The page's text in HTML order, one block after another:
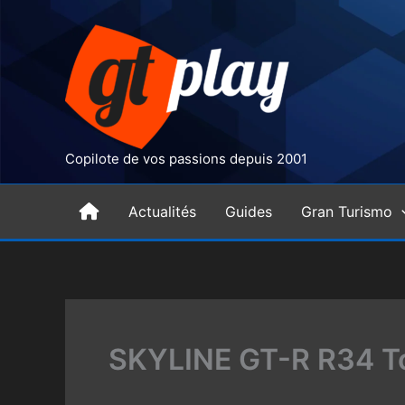
Copilote de vos passions depuis 2001
H Actualités Guides Gran Turismo
SKYLINE GT-R R34